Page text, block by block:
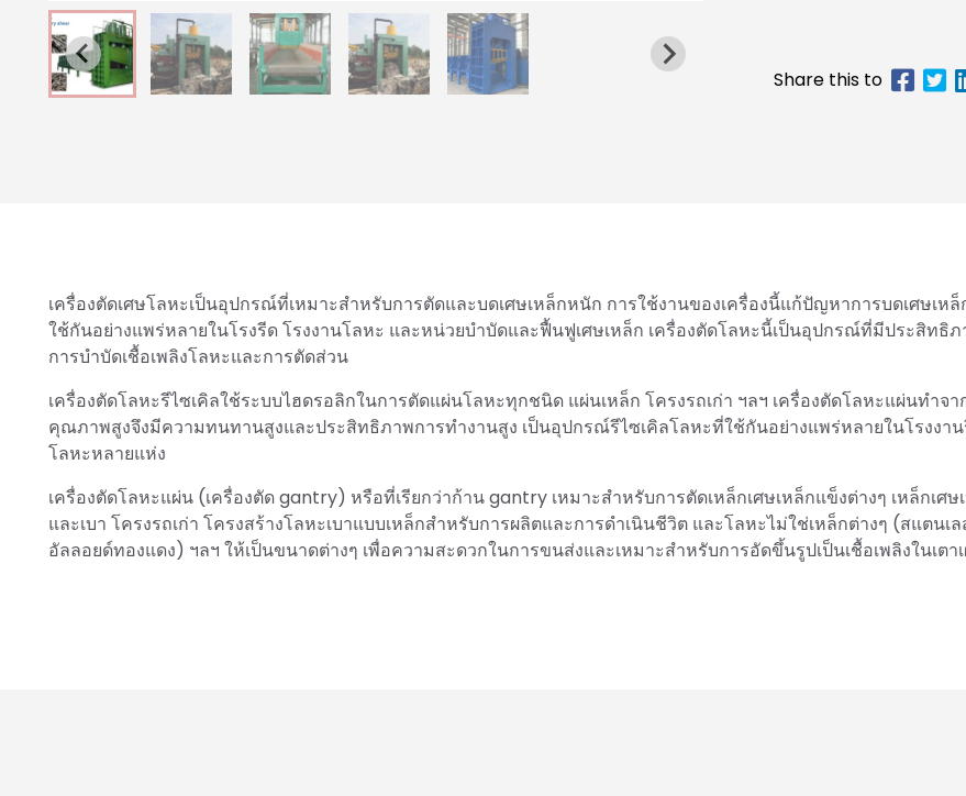
เครื่องตัดเศษโลหะเป็นอุปกรณ์ที่เหมาะสำหรับการตัดและบดเศษเหล็กหนัก การใช้งานของเครื่องนี้แก้ปัญหาการบดเศษเห
ใช้กันอย่างแพร่หลายในโรงรีด โรงงานโลหะ และหน่วยบำบัดและฟื้นฟูเศษเหล็ก เครื่องตัดโลหะนี้เป็นอุปกรณ์ที่มีประสิทธิ
การบำบัดเชื้อเพลิงโลหะและการตัดส่วน
เครื่องตัดโลหะรีไซเคิลใช้ระบบไฮดรอลิกในการตัดแผ่นโลหะทุกชนิด แผ่นเหล็ก โครงรถเก่า ฯลฯ เครื่องตัดโลหะแผ่นทำจา
คุณภาพสูงจึงมีความทนทานสูงและประสิทธิภาพการทำงานสูง เป็นอุปกรณ์รีไซเคิลโลหะที่ใช้กันอย่างแพร่หลายในโรงงาน
โลหะหลายแห่ง
เครื่องตัดโลหะแผ่น (เครื่องตัด gantry) หรือที่เรียกว่าก้าน gantry เหมาะสำหรับการตัดเหล็กเศษเหล็กแข็งต่างๆ เหล็กเศษ
และเบา โครงรถเก่า โครงสร้างโลหะเบาแบบเหล็กสำหรับการผลิตและการดำเนินชีวิต และโลหะไม่ใช่เหล็กต่างๆ (สแตนเ
อัลลอยด์ทองแดง) ฯลฯ ให้เป็นขนาดต่างๆ เพื่อความสะดวกในการขนส่งและเหมาะสำหรับการอัดขึ้นรูปเป็นเชื้อเพลิงในเตา